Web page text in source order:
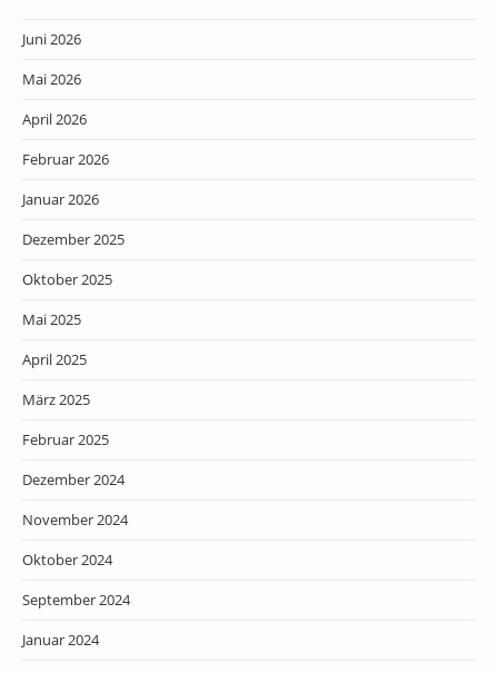
Juni 2026
Mai 2026
April 2026
Februar 2026
Januar 2026
Dezember 2025
Oktober 2025
Mai 2025
April 2025
März 2025
Februar 2025
Dezember 2024
November 2024
Oktober 2024
September 2024
Januar 2024